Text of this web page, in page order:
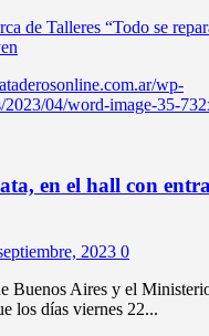
de Talleres “Todo se
en el hall con
2023 0
Buenos Aires y el
los días viernes 22...